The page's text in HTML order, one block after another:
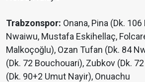
Trabzonspor: Onana, Pina (Dk.
Nwaiwu, Mustafa Eskihellaç,
Malkoçoğlu), Ozan Tufan (Dk. 84
(Dk. 72 Bouchouari), Zubkov (Dk.
(Dk. 90+2 Umut Nayir), Onuachu